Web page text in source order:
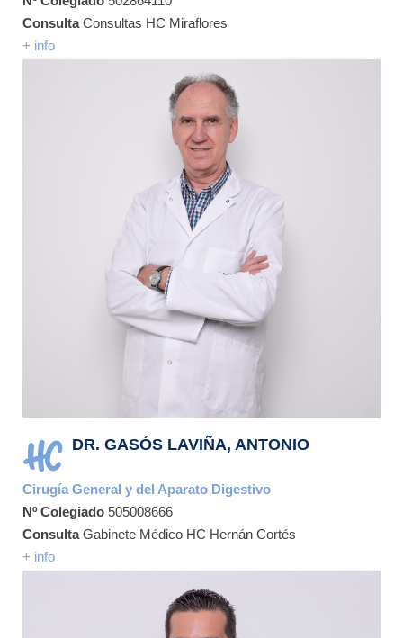
ConsultaConsultas HC Miraflores
+ info
DR. GASÓS LAVIÑA, ANTONIO
Cirugía General y del Aparato Digestivo
Nº Colegiado 505008666
ConsultaGabinete Médico HC Hernán Cortés
+ info